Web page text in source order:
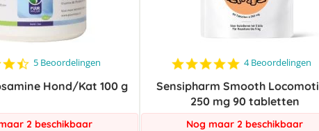
4.4
rating
5 Beoordelingen
Hond/Kat 100 g
2 beschikbaar
4.8
rating
4 Beoordelingen
Sensipharm Smooth
250 mg 90 tabletten
Nog maar 2 beschikbaar